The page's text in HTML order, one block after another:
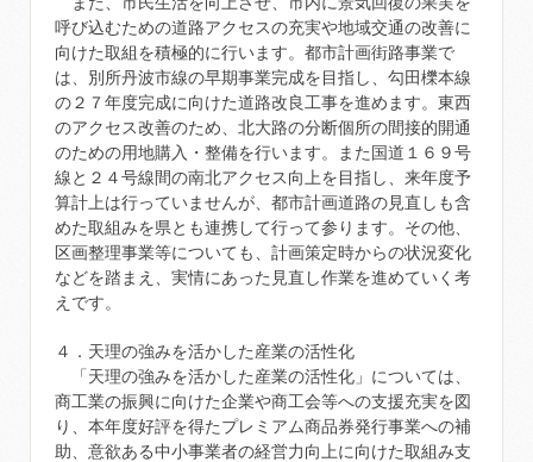
呼び込むための道路アクセスの充実や地域交通の改善に
向けた取組を積極的に行います。都市計画街路事業で
は、別所丹波市線の早期事業完成を目指し、勾田櫟本線
の２７年度完成に向けた道路改良工事を進めます。東西
のアクセス改善のため、北大路の分断個所の間接的開通
のための用地購入・整備を行います。また国道１６９号
線と２４号線間の南北アクセス向上を目指し、来年度予
算計上は行っていませんが、都市計画道路の見直しも含
めた取組みを県とも連携して行って参ります。その他、
区画整理事業等についても、計画策定時からの状況変化
などを踏まえ、実情にあった見直し作業を進めていく考
えです。
４．天理の強みを活かした産業の活性化
「天理の強みを活かした産業の活性化」については、
商工業の振興に向けた企業や商工会等への支援充実を図
り、本年度好評を得たプレミアム商品券発行事業への補
助、意欲ある中小事業者の経営力向上に向けた取組み支